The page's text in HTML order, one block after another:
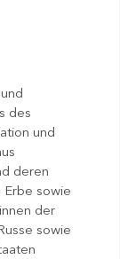
des
und
deren
sowie
der
sowie